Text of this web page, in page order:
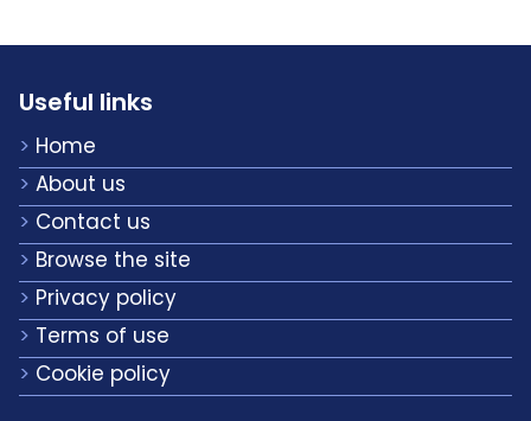
Useful links
Home
About us
Contact us
Browse the site
Privacy policy
Terms of use
Cookie policy